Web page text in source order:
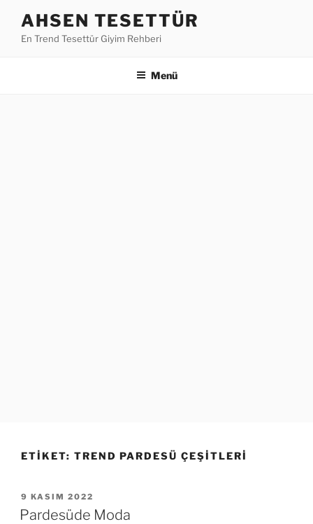
AHSEN TESETTÜR
En Trend Tesettür Giyim Rehberi
Menü
ETIKET: TREND PARDESÜ ÇEŞITLERI
YAYIM
TARIHI
9 KASIM 2022
Pardesüde Moda